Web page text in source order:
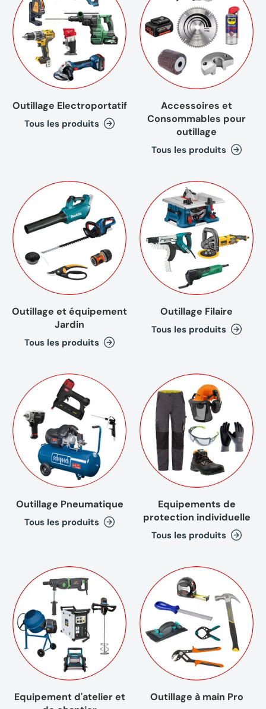
Outillage Electroportatif
Tous les produits
Accessoires et
Consommables pour
outillage
Tous les produits
Outillage et équipement
Jardin
Tous les produits
Outillage Filaire
Tous les produits
Outillage Pneumatique
Tous les produits
Equipements de
protection individuelle
Tous les produits
Equipement d'atelier et
Outillage à main Pro